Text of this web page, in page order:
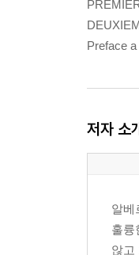
Preface
저자 소
알베
훌륭
않고